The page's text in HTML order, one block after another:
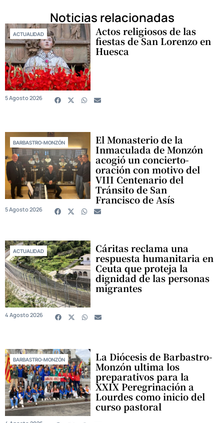
Noticias relacionadas
ACTUALIDAD Actos religiosos de las
fiestas de San Lorenzo en
Huesca
5 Agosto 2026
BARBASTRO-MONZÓN El Monasterio de la
Inmaculada de Monzón
acogió un concierto-
oración con motivo del
VIII Centenario del
Tránsito de San
Francisco de Asís
5 Agosto 2026
ACTUALIDAD Cáritas reclama una
respuesta humanitaria en
Ceuta que proteja la
dignidad de las personas
migrantes
4 Agosto 2026
BARBASTRO-MONZÓN La Diócesis de Barbastro-
Monzón ultima los
preparativos para la
XXIX Peregrinación a
Lourdes como inicio del
curso pastoral